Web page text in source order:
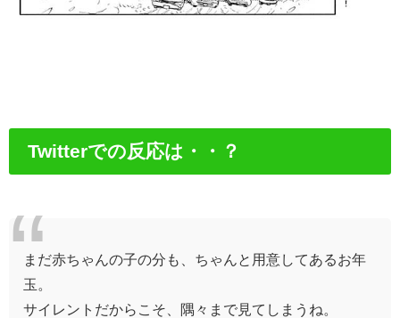
Twitterでの反応は・・？
まだ赤ちゃんの子の分も、ちゃんと用意してあるお年
玉。
サイレントだからこそ、隅々まで見てしまうね。